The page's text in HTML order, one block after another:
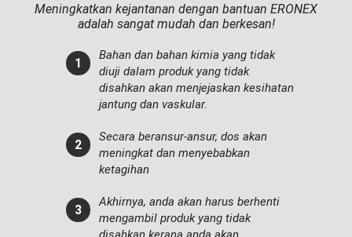
Meningkatkan kejantanan dengan bantuan ERONEX
adalah sangat mudah dan berkesan!
Bahan dan bahan kimia yang tidak
diuji dalam produk yang tidak
disahkan akan menjejaskan kesihatan
jantung dan vaskular.
Secara beransur-ansur, dos akan
meningkat dan menyebabkan
ketagihan
Akhirnya, anda akan harus berhenti
mengambil produk yang tidak